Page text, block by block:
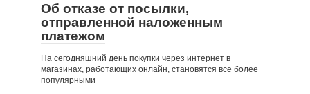
Об отказе от посылки,
отправленной наложенным
платежом
На сегодняшний день покупки через интернет в
магазинах, работающих онлайн, становятся все более
популярными